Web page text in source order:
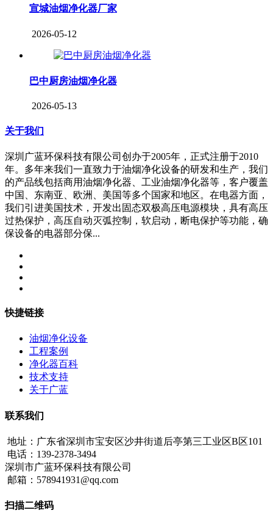
宣城油烟净化器厂家
2026-05-12
巴中厨房油烟净化器
2026-05-13
关于我们
深圳广蓝环保科技有限公司创办于2005年，正式注册于2010
年。多年来我们一直致力于油烟净化设备的研发和生产，我们
的产品线包括商用油烟净化器、工业油烟净化器等，客户覆盖
中国、东南亚、欧洲、美国等多个国家和地区。在电器方面，
我们引进美国技术，开发出固态双极高压电源模块，具有高压
过热保护，高压自动灭弧控制，软启动，断电保护等功能，确
保设备的电器部分保...
快捷链接
油烟净化设备
工程案例
净化器百科
技术支持
关于广蓝
联系我们
地址：广东省深圳市宝安区沙井街道后亭第三工业区B区101
电话：139-2378-3494
深圳市广蓝环保科技有限公司
邮箱：578941931@qq.com
扫描二维码